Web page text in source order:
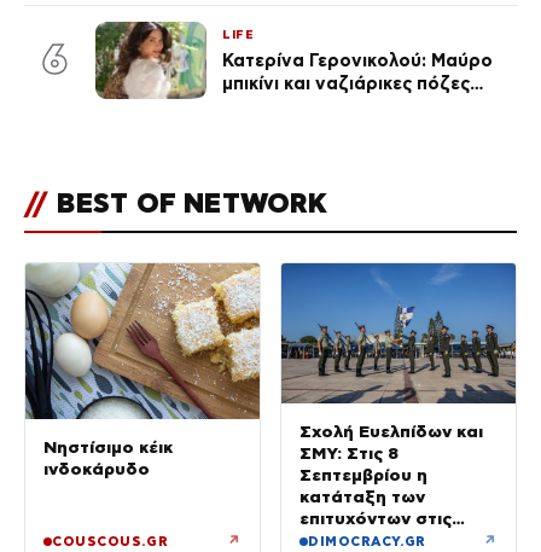
6
LIFE
Κατερίνα Γερονικολού: Μαύρο
μπικίνι και ναζιάρικες πόζες
// BEST OF NETWORK
Νηστίσιμο κέικ
ινδοκάρυδο
COUSCOUS.GR ↗
Σχολή Ευελπίδων και
ΣΜΥ: Στις 8
Σεπτεμβρίου η
κατάταξη των
επιτυχόντων στις
Στρατιωτικές Σχολές
DIMOCRACY.GR ↗